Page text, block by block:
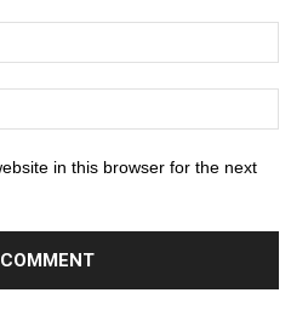
in this browser for the next